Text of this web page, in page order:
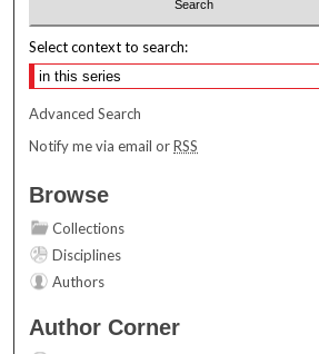
Select context to search:
Advanced Search
Notify me via email orRSS
Browse
Collections
Disciplines
Authors
Author Corner